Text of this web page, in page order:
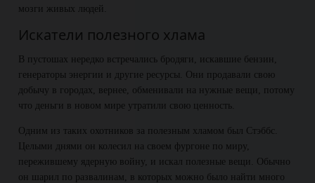
мозги живых людей.
Искатели полезного хлама
В пустошах нередко встречались бродяги, искавшие бензин,
генераторы энергии и другие ресурсы. Они продавали свою
добычу в городах, вернее, обменивали на нужные вещи, потому
что деньги в новом мире утратили свою ценность.
Одним из таких охотников за полезным хламом был Стэббс.
Целыми днями он колесил на своем фургоне по миру,
пережившему ядерную войну, и искал полезные вещи. Обычно
он шарил по развалинам, в которых можно было найти много